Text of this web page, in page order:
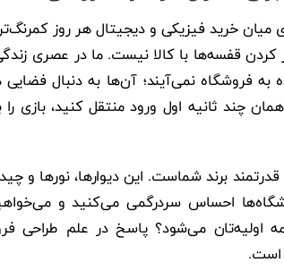
میان خرید فیزیکی و دیجیتال هر روز
کردن قفسه‌ها با کالا نیست. ما در عصری
به فروشگاه نمی‌آیند؛ آن‌ها به دنبال
چند ثانیه اول ورود منتقل کنید، بازی را
برند شماست. این دیوارها، نورها
احساس سردرگمی می‌کنید و
اولیه‌تان می‌شود؟ پاسخ در علم طراحی
است.